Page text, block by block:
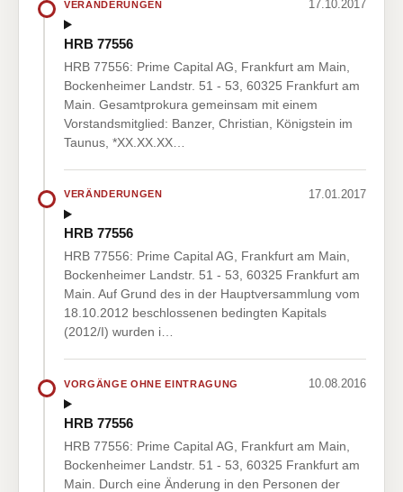
VERÄNDERUNGEN 17.10.2017
HRB 77556
HRB 77556: Prime Capital AG, Frankfurt am Main,
Bockenheimer Landstr. 51 - 53, 60325 Frankfurt am
Main. Gesamtprokura gemeinsam mit einem
Vorstandsmitglied: Banzer, Christian, Königstein im
Taunus, *XX.XX.XX…
VERÄNDERUNGEN 17.01.2017
HRB 77556
HRB 77556: Prime Capital AG, Frankfurt am Main,
Bockenheimer Landstr. 51 - 53, 60325 Frankfurt am
Main. Auf Grund des in der Hauptversammlung vom
18.10.2012 beschlossenen bedingten Kapitals
(2012/I) wurden i…
VORGÄNGE OHNE EINTRAGUNG 10.08.2016
HRB 77556
HRB 77556: Prime Capital AG, Frankfurt am Main,
Bockenheimer Landstr. 51 - 53, 60325 Frankfurt am
Main. Durch eine Änderung in den Personen der